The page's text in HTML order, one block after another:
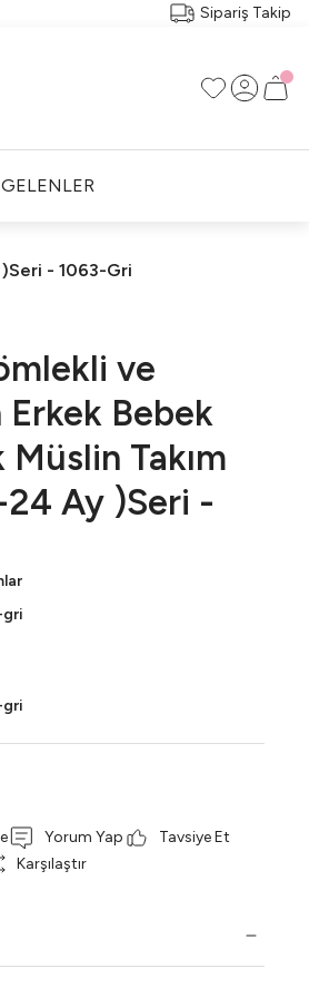
Sipariş Takip
- 1063-Gri
ve
Bebek
Müslin Takım
Ay )Seri -
gri
gri
Yorum Yap
Tavsiye Et
Karşılaştır